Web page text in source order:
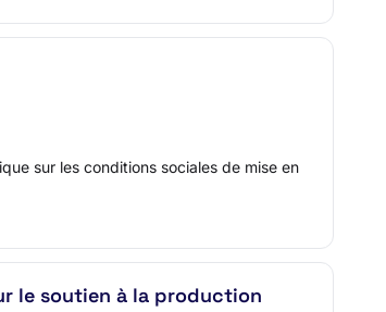
sur les conditions sociales de mise en
le soutien à la production